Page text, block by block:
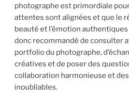
photographe est primordiale
attentes sont alignées et que le
beauté et l’émotion
donc recommandé de consulter
portfolio du photographe,
créatives et de poser des
collaboration harmonieuse et
inoubliables.